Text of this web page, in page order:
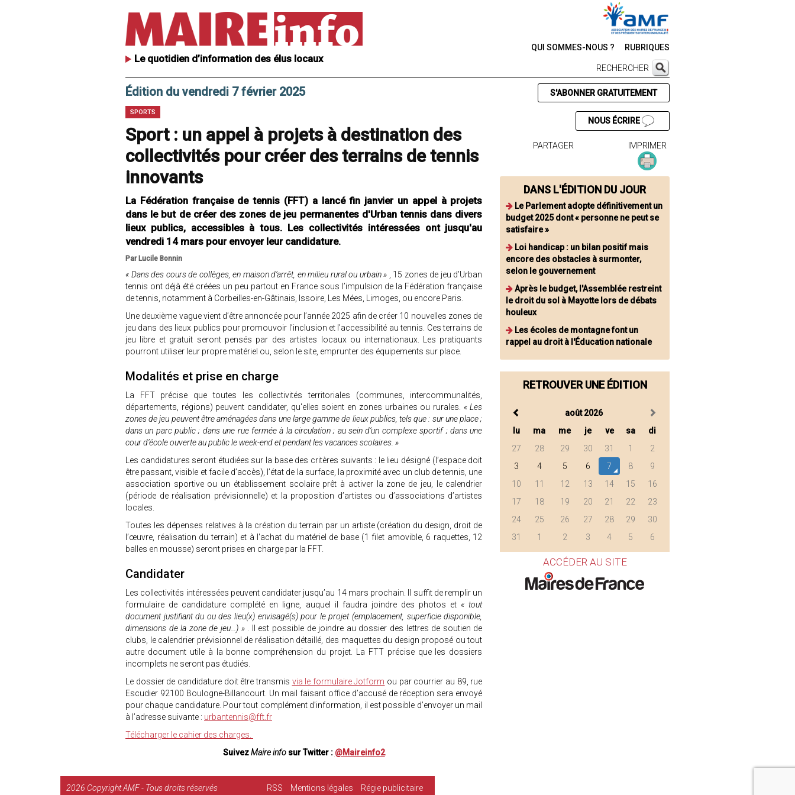
Le quotidien d’information des élus locaux
QUI SOMMES-NOUS ? RUBRIQUES
RECHERCHER
Édition du vendredi 7 février 2025
SPORTS
Sport : un appel à projets à destination des
collectivités pour créer des terrains de tennis
innovants
La Fédération française de tennis (FFT) a lancé fin janvier un appel à projets
dans le but de créer des zones de jeu permanentes d'Urban tennis dans divers
lieux publics, accessibles à tous. Les collectivités intéressées ont jusqu'au
vendredi 14 mars pour envoyer leur candidature.
Par Lucile Bonnin
« Dans des cours de collèges, en maison d’arrêt, en milieu rural ou urbain »
, 15 zones de jeu d’Urban
tennis ont déjà été créées un peu partout en France sous l’impulsion de la Fédération française
de tennis, notamment à Corbeilles-en-Gâtinais, Issoire, Les Mées, Limoges, ou encore Paris.
Une deuxième vague vient d’être annoncée pour l’année 2025 afin de créer 10 nouvelles zones de
jeu dans des lieux publics pour promouvoir l’inclusion et l’accessibilité au tennis. Ces terrains de
jeu libre et gratuit seront pensés par des artistes locaux ou internationaux. Les pratiquants
pourront utiliser leur propre matériel ou, selon le site, emprunter des équipements sur place.
Modalités et prise en charge
La FFT précise que toutes les collectivités territoriales (communes, intercommunalités,
départements, régions) peuvent candidater, qu'elles soient en zones urbaines ou rurales.
« Les
zones de jeu peuvent être aménagées dans une large gamme de lieux publics, tels que : sur une place ;
dans un parc public ; dans une rue fermée à la circulation ; au sein d’un complexe sportif ; dans une
cour d’école ouverte au public le week-end et pendant les vacances scolaires. »
Les candidatures seront étudiées sur la base des critères suivants : le lieu désigné (l’espace doit
être passant, visible et facile d’accès), l’état de la surface, la proximité avec un club de tennis, une
association sportive ou un établissement scolaire prêt à activer la zone de jeu, le calendrier
(période de réalisation prévisionnelle) et la proposition d’artistes ou d’associations d’artistes
locales.
Toutes les dépenses relatives à la création du terrain par un artiste (création du design, droit de
l’œuvre, réalisation du terrain) et à l'achat du matériel de base (1 filet amovible, 6 raquettes, 12
balles en mousse) seront prises en charge par la FFT.
Candidater
Les collectivités intéressées peuvent candidater jusqu’au 14 mars prochain. Il suffit de remplir un
formulaire de candidature complété en ligne, auquel il faudra joindre des photos et « tout
document justifiant du ou des lieu(x) envisagé(s) pour le projet (emplacement, superficie disponible,
dimensions de la zone de jeu...) »
. Il est possible de joindre au dossier des lettres de soutien de
clubs, le calendrier prévisionnel de réalisation détaillé, des maquettes du design proposé ou tout
autre document utile à la bonne compréhension du projet. La FTT précise que les dossiers
incomplets ne seront pas étudiés.
Le dossier de candidature doit être transmis via le formulaire Jotform ou par courrier au 89, rue
Escudier 92100 Boulogne-Billancourt. Un mail faisant office d’accusé de réception sera envoyé
pour chaque candidature. Pour tout complément d’information, il est possible d’envoyer un mail
à l’adresse suivante : urbantennis@fft.fr
Télécharger le cahier des charges.
SuivezMaire infosur Twitter : @Maireinfo2
S'ABONNER GRATUITEMENT
NOUS ÉCRIRE
PARTAGER IMPRIMER
DANS L'ÉDITION DU JOUR
Le Parlement adopte définitivement un
budget 2025 dont « personne ne peut se
satisfaire »
Loi handicap : un bilan positif mais
encore des obstacles à surmonter,
selon le gouvernement
Après le budget, l'Assemblée restreint
le droit du sol à Mayotte lors de débats
houleux
Les écoles de montagne font un
rappel au droit à l'Éducation nationale
RETROUVER UNE ÉDITION
août 2026
lu
ma me je ve sa
di
27
28 29 30 31 1
2
3
4 5 6 7 8
9
10
11 12 13 14 15
16
17
18 19 20 21 22
23
24
25 26 27 28 29
30
31
1 2 3 4 5 6
ACCÉDER AU SITE
2026 Copyright AMF - Tous droits réservés RSS Mentions légales Régie publicitaire